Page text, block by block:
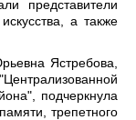
представители
а также
Ястребова,
подчеркнула
трепетного